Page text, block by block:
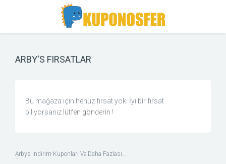
navigation
ARBY'S FIRSATLAR
Bu mağaza için henüz fırsat yok. İyi bir fırsat
biliyorsanız lütfen gönderin !
Arbys İndirim Kuponları Ve Daha Fazlası...